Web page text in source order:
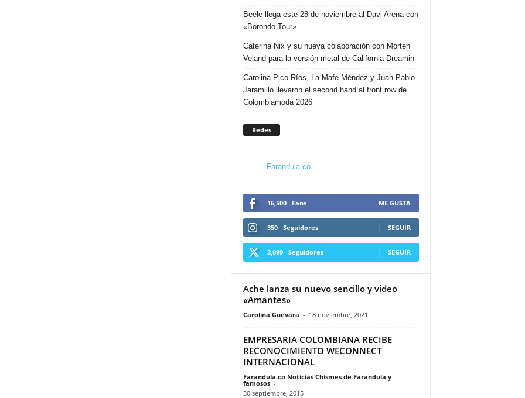
Beéle llega este 28 de noviembre al Davi Arena con
«Borondo Tour»
Caterina Nix y su nueva colaboración con Morten
Veland para la versión metal de California Dreamin
Carolina Pico Ríos, La Mafe Méndez y Juan Pablo
Jaramillo llevaron el second hand al front row de
Colombiamoda 2026
Redes
Farandula.co
16,500 Fans ME GUSTA
350 Seguidores SEGUIR
3,099 Seguidores SEGUIR
Ache lanza su nuevo sencillo y video
«Amantes»
Carolina Guevara - 18 noviembre, 2021
EMPRESARIA COLOMBIANA RECIBE
RECONOCIMIENTO WECONNECT
INTERNACIONAL
Farandula.co Noticias Chismes de Farandula y
famosos -
30 septiembre, 2015